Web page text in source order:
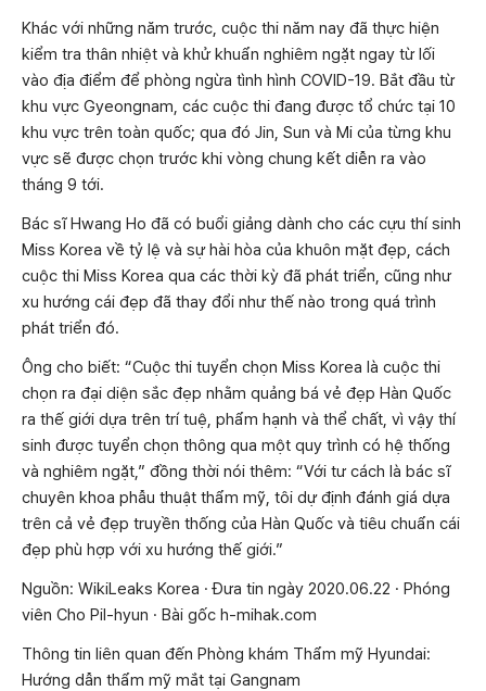
Khác với những năm trước, cuộc thi năm nay đã thực hiện
kiểm tra thân nhiệt và khử khuẩn nghiêm ngặt ngay từ lối
vào địa điểm để phòng ngừa tình hình COVID-19. Bắt đầu từ
khu vực Gyeongnam, các cuộc thi đang được tổ chức tại 10
khu vực trên toàn quốc; qua đó Jin, Sun và Mi của từng khu
vực sẽ được chọn trước khi vòng chung kết diễn ra vào
tháng 9 tới.
Bác sĩ Hwang Ho đã có buổi giảng dành cho các cựu thí sinh
Miss Korea về tỷ lệ và sự hài hòa của khuôn mặt đẹp, cách
cuộc thi Miss Korea qua các thời kỳ đã phát triển, cũng như
xu hướng cái đẹp đã thay đổi như thế nào trong quá trình
phát triển đó.
Ông cho biết: “Cuộc thi tuyển chọn Miss Korea là cuộc thi
chọn ra đại diện sắc đẹp nhằm quảng bá vẻ đẹp Hàn Quốc
ra thế giới dựa trên trí tuệ, phẩm hạnh và thể chất, vì vậy thí
sinh được tuyển chọn thông qua một quy trình có hệ thống
và nghiêm ngặt,” đồng thời nói thêm: “Với tư cách là bác sĩ
chuyên khoa phẫu thuật thẩm mỹ, tôi dự định đánh giá dựa
trên cả vẻ đẹp truyền thống của Hàn Quốc và tiêu chuẩn cái
đẹp phù hợp với xu hướng thế giới.”
Nguồn: WikiLeaks Korea · Đưa tin ngày 2020.06.22 · Phóng
viên Cho Pil-hyun · Bài gốc h-mihak.com
Thông tin liên quan đến Phòng khám Thẩm mỹ Hyundai:
Hướng dẫn thẩm mỹ mắt tại Gangnam